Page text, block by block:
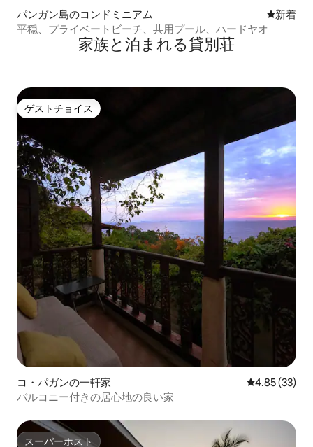
パンガン島のコンドミニアム 新しい宿
新着
平穏、プライベートビーチ、共用プール、ハードヤオ
家族と泊まれる貸別荘
ゲストチョイス
ゲストチョイス
コ・パガンの一軒家 レビュー33
4.85 (33)
バルコニー付きの居心地の良い家
スーパーホスト